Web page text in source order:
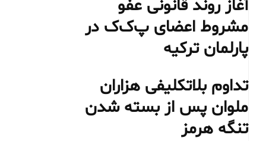
آغاز روند قانونی عفو
مشروط اعضای پ‌ک‌ک در
پارلمان ترکیه
تداوم بلاتکلیفی هزاران
ملوان پس از بسته شدن
تنگه هرمز